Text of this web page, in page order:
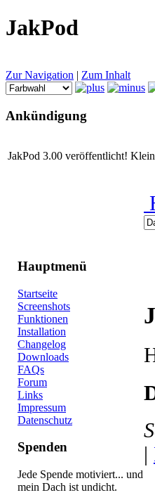
JakPod
Zur Navigation | Zum Inhalt
Ankündigung
JakPod 3.00 veröffentlicht!
Hauptmenü
Startseite
Screenshots
Funktionen
Installation
Changelog
Downloads
FAQs
Forum
Links
Impressum
Datenschutz
Spenden
Jede Spende motiviert... und
mein Dach ist undicht.
|